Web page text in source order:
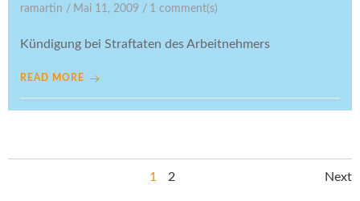
ramartin / Mai 11, 2009 / 1 comment(s)
Kündigung bei Straftaten des Arbeitnehmers
READ MORE
Page
1 Page
2 Next